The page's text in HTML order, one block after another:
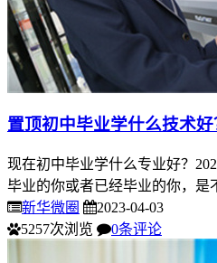
置顶初中毕业学什么技术
现在初中毕业学什么专业好？
毕业的你或者已经毕业的你，是
新华微圈
2023-04-03
5257次浏览
0条评论